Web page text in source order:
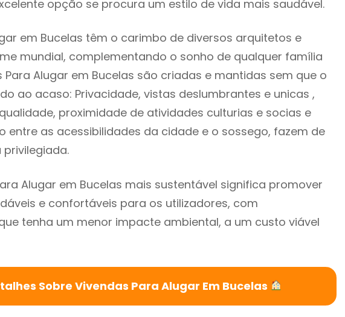
opção se procura um estilo de vida mais saudável.
em Bucelas têm o carimbo de diversos arquitetos e
mundial, complementando o sonho de qualquer família
Para Alugar em Bucelas são criadas e mantidas sem que o
ao acaso: Privacidade, vistas deslumbrantes e unicas ,
proximidade de atividades culturias e socias e
entre as acessibilidades da cidade e o sossego, fazem de
privilegiada.
Alugar em Bucelas mais sustentável significa promover
e confortáveis para os utilizadores, com
tenha um menor impacte ambiental, a um custo viável
Sobre Vivendas Para Alugar Em Bucelas